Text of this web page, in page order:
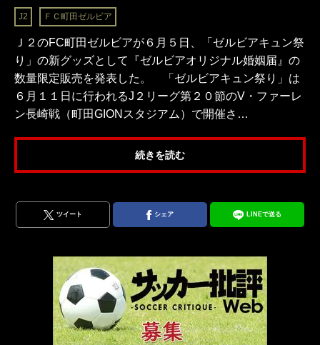
J2 ＦＣ町田ゼルビア
Ｊ２のFC町田ゼルビアが６月５日、「ゼルビアキュン祭
り」の新グッズとして『ゼルビアオリジナル婚姻届』の
数量限定販売を発表した。 「ゼルビアキュン祭り」は
６月１１日に行われるJ２リーグ第２０節のV・ファーレ
ン長崎戦（町田GIONスタジアム）で開催さ…
続きを読む
ツイート シェア LINEで送る